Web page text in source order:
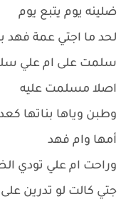
ضلينه يوم يتبع يوم
لحد ما اجتي عمة فهد
سلمت على ام علي
اصلا مسلمت عليه
وطبن وياها بناتها
أمها وام فهد
وراحت ام علي تودي
جتي كالت لو تدرين